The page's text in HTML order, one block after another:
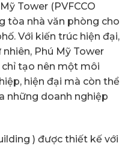
Tower (PVFCCO
tòa nhà văn phòng cho
Với kiến trúc hiện đại,
Phú Mỹ Tower
chỉ tạo nên một môi
hiện đại mà còn thể
những doanh nghiệp
) được thiết kế với